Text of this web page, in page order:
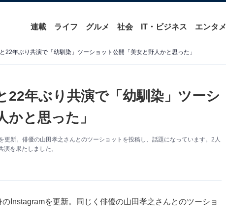
連載 ライフ グルメ 社会 IT・ビジネス エンタメ
22年ぶり共演で「幼馴染」ツーショット公開「美女と野人かと思った」
22年ぶり共演で「幼馴染」ツーシ
かと思った」
新。俳優の山田孝之さんとのツーショットを投稿し、話題になっています。2人
を果たしました。
Instagramを更新。同じく俳優の山田孝之さんとのツーショ